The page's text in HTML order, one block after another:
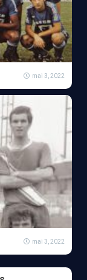
mai 3, 2022
mai 3, 2022